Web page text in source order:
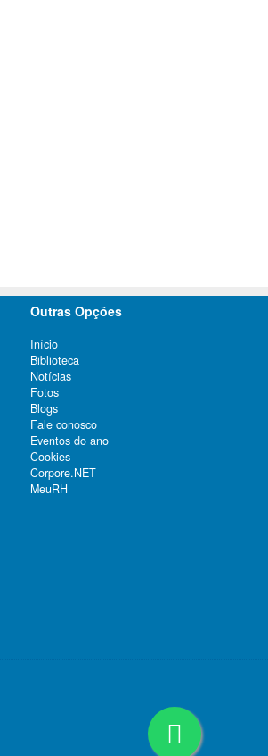
Outras Opções
Início
Biblioteca
Notícias
Fotos
Blogs
Fale conosco
Eventos do ano
Cookies
Corpore.NET
MeuRH